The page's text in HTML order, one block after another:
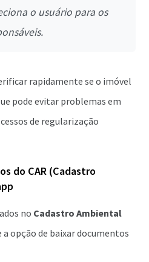
o usuário para os
rapidamente se o imóvel
pode evitar problemas em
de regularização
do CAR (Cadastro
no Cadastro Ambiental
a opção de baixar documentos